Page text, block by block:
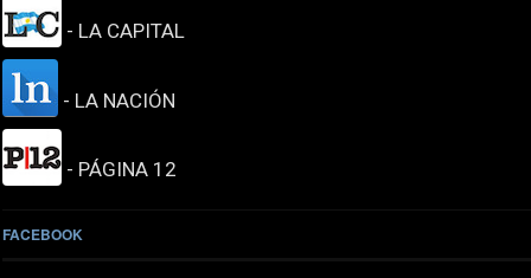
- LA CAPITAL
- LA NACIÓN
- PÁGINA 12
FACEBOOK